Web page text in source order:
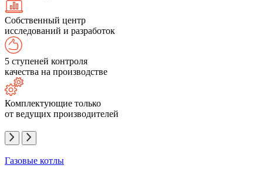
Собственный центр
исследований и разработок
5 ступеней контроля
качества на производстве
Комплектующие только
от ведущих производителей
Газовые котлы